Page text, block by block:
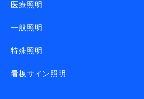
医療照明
一般照明
特殊照明
看板サイン照明